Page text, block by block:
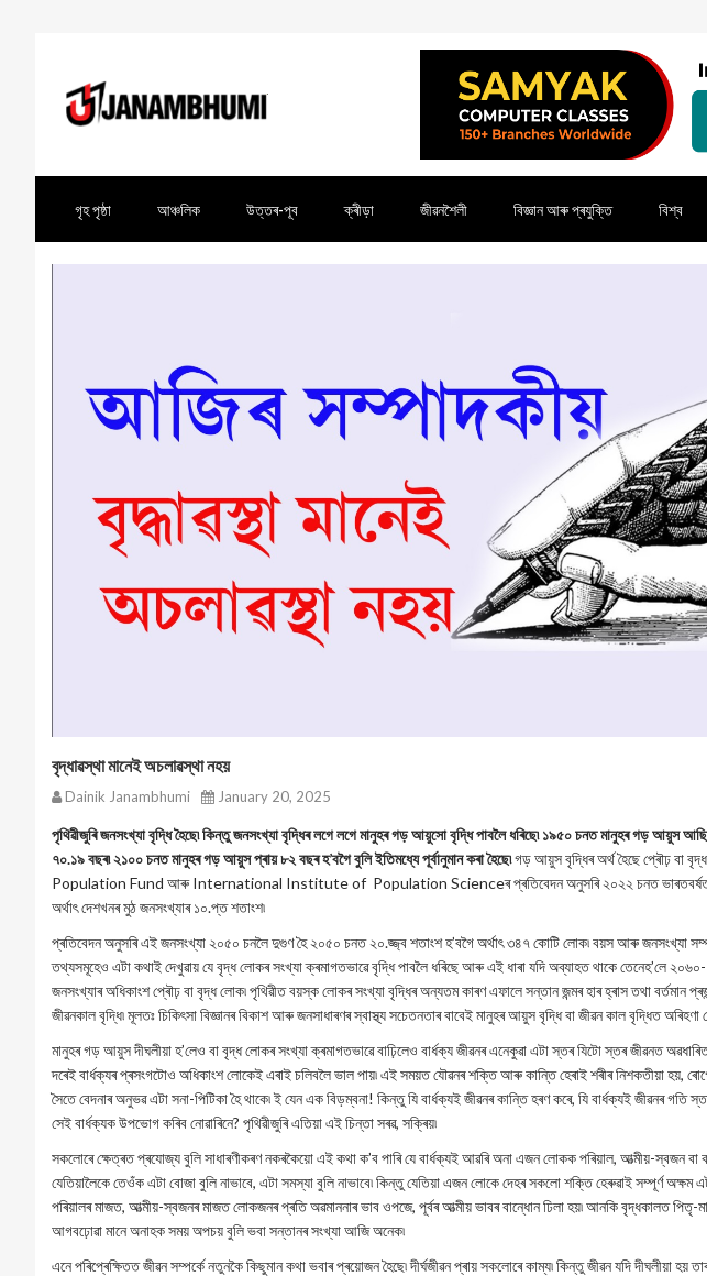
গৃহ পৃষ্ঠা আঞ্চলিক উত্তৰ-পূব ক্ৰীড়া জীৱনশৈলী বিজ্ঞান আৰু প্ৰযুক্তি বিশ্ব
বৃদ্ধাৱস্থা মানেই অচলাৱস্থা নহয়
Dainik Janambhumi January 20, 2025
পৃথিৱীজুৰি জনসংখ্যা বৃদ্ধি হৈছে৷ কিন্তু জনসংখ্যা বৃদ্ধিৰ লগে লগে মানুহৰ গড় আয়ুসো বৃদ্ধি পাবলৈ ধৰিছে৷ ১৯৫০ চনত মানুহৰ গড় আয়ুস
৭০.১৯ বছৰ৷ ২১০০ চনত মানুহৰ গড় আয়ুস প্ৰায় ৮২ বছৰ হ’বগৈ বুলি ইতিমধ্যে পূৰ্বানুমান কৰা হৈছে৷গড় আয়ুস বৃদ্ধিৰ অৰ্থ হৈছে প্ৰৌঢ় বা
Population Fund আৰু International Institute of Population Scienceৰ প্ৰতিবেদন অনুসৰি ২০২২ চনত ভাৰতবৰ্ষত ৬০
অৰ্থাৎ দেশখনৰ মুঠ জনসংখ্যাৰ ১০.প্ত শতাংশ৷
প্ৰতিবেদন অনুসৰি এই জনসংখ্যা ২০৫০ চনলৈ দুগুণ হৈ ২০৫০ চনত ২০.জ্জ্ব শতাংশ হ’বগৈ অৰ্থাৎ ৩৪৭ কোটি লোক৷ বয়স আৰু জনসংখ্যা
তথ্যসমূহেও এটা কথাই দেখুৱায় যে বৃদ্ধ লোকৰ সংখ্যা ক্ৰমাগতভাৱে বৃদ্ধি পাবলৈ ধৰিছে আৰু এই ধাৰা যদি অব্যাহত থাকে তেনেহ’লে
জনসংখ্যাৰ অধিকাংশ প্ৰৌঢ় বা বৃদ্ধ লোক৷ পৃথিৱীত বয়স্ক লোকৰ সংখ্যা বৃদ্ধিৰ অন্যতম কাৰণ এফালে সন্তান জন্মৰ হাৰ হ্ৰাস তথা বৰ্তমান
জীৱনকাল বৃদ্ধি৷ মূলতঃ চিকিৎসা বিজ্ঞানৰ বিকাশ আৰু জনসাধাৰণৰ স্বাস্থ্য সচেতনতাৰ বাবেই মানুহৰ আয়ুস বৃদ্ধি বা জীৱন কাল বৃদ্ধিত অৰিহণা
মানুহৰ গড় আয়ুস দীঘলীয়া হ’লেও বা বৃদ্ধ লোকৰ সংখ্যা ক্ৰমাগতভাৱে বাঢ়িলেও বাৰ্ধক্য জীৱনৰ এনেকুৱা এটা স্তৰ যিটো স্তৰ জীৱনত
দৰেই বাৰ্ধক্যৰ প্ৰসংগটোও অধিকাংশ লোকেই এৰাই চলিবলৈ ভাল পায়৷ এই সময়ত যৌৱনৰ শক্তি আৰু কান্তি হেৰাই শৰীৰ নিশকতীয়া হয়,
সৈতে বেদনাৰ অনুভৱ এটা সনা-পিটিকা হৈ থাকে৷ ই যেন এক বিড়ম্বনা! কিন্তু যি বাৰ্ধক্যই জীৱনৰ কান্তি হৰণ কৰে, যি বাৰ্ধক্যই জীৱনৰ গতি
সেই বাৰ্ধক্যক উপভোগ কৰিব নোৱাৰিনে? পৃথিৱীজুৰি এতিয়া এই চিন্তা সৰৱ, সক্ৰিয়৷
সকলোৰে ক্ষেত্ৰত প্ৰযোজ্য বুলি সাধাৰণীকৰণ নকৰকৈয়ো এই কথা ক’ব পাৰি যে বাৰ্ধক্যই আৱৰি অনা এজন লোকক পৰিয়াল, আত্মীয়-স্বজন বা
যেতিয়ালৈকে তেওঁক এটা বোজা বুলি নাভাবে, এটা সমস্যা বুলি নাভাবে৷ কিন্তু যেতিয়া এজন লোকে দেহৰ সকলো শক্তি হেৰুৱাই সম্পূৰ্ণ
পৰিয়ালৰ মাজত, আত্মীয়-স্বজনৰ মাজত লোকজনৰ প্ৰতি অৱমাননাৰ ভাব ওপজে, পূৰ্বৰ আত্মীয় ভাবৰ বান্ধোন ঢিলা হয়৷ আনকি বৃদ্ধকালত পিতৃ-
আগবঢ়োৱা মানে অনাহক সময় অপচয় বুলি ভবা সন্তানৰ সংখ্যা আজি অনেক৷
এনে পৰিপ্ৰেক্ষিতত জীৱন সম্পৰ্কে নতুনকৈ কিছুমান কথা ভবাৰ প্ৰয়োজন হৈছে৷ দীৰ্ঘজীৱন প্ৰায় সকলোৰে কাম্য৷ কিন্তু জীৱন যদি দীঘলীয়া হয়